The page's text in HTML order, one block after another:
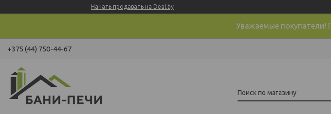
Начать продавать на Deal.by
Уважаемые покупатели!
+375 (44) 750-44-67